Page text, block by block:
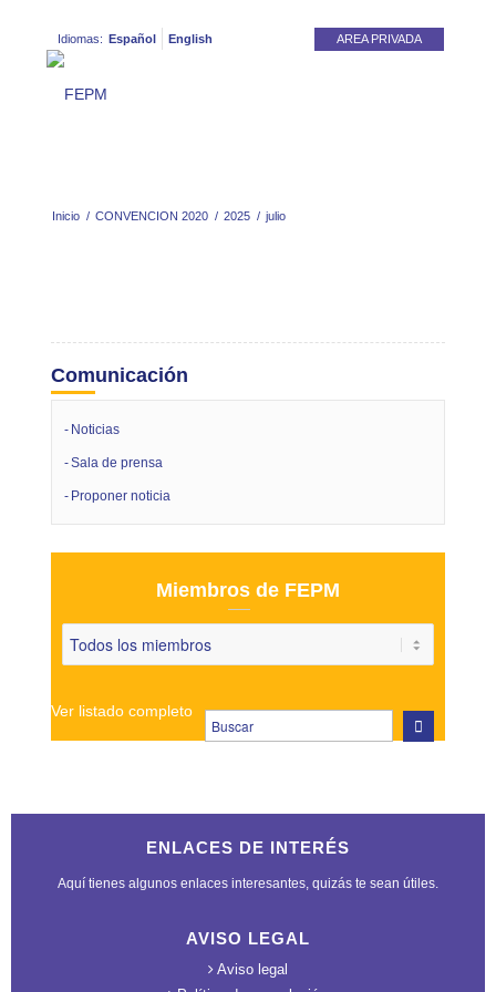
AREA PRIVADA
Idiomas: Español English
Inicio / CONVENCION 2020 / 2025 / julio
Comunicación
Noticias
Sala de prensa
Proponer noticia
Miembros de FEPM
Ver listado completo
ENLACES DE INTERÉS
Aquí tienes algunos enlaces interesantes, quizás te sean útiles.
AVISO LEGAL
Aviso legal